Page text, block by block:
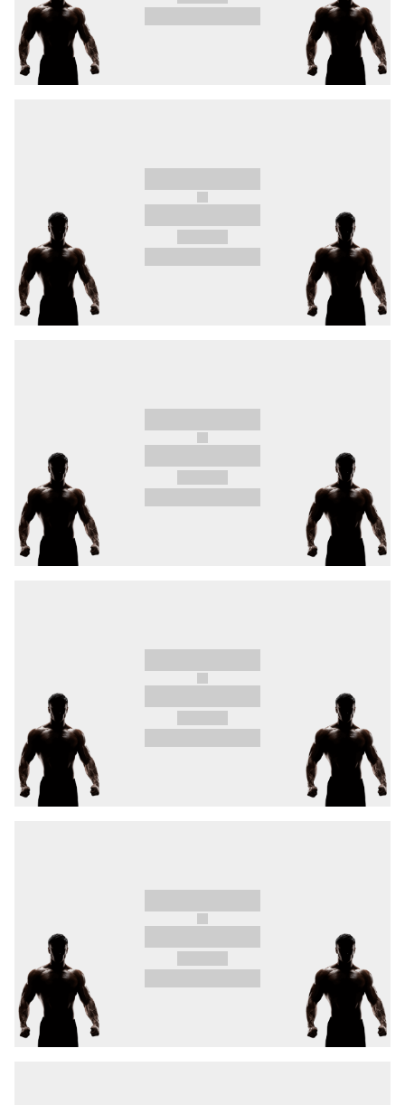
Ein unglaublich spannendes Turnier! Komm am
14. Februar 2026 in die Ostravar Arena –
Gänsehaut ist garantiert. Tickets ab sofort